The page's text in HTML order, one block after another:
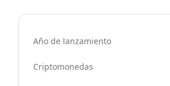
Año de lanzamiento
Criptomonedas